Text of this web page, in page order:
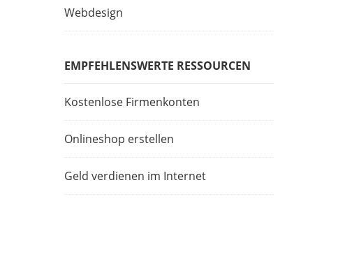
Webdesign
EMPFEHLENSWERTE RESSOURCEN
Kostenlose Firmenkonten
Onlineshop erstellen
Geld verdienen im Internet